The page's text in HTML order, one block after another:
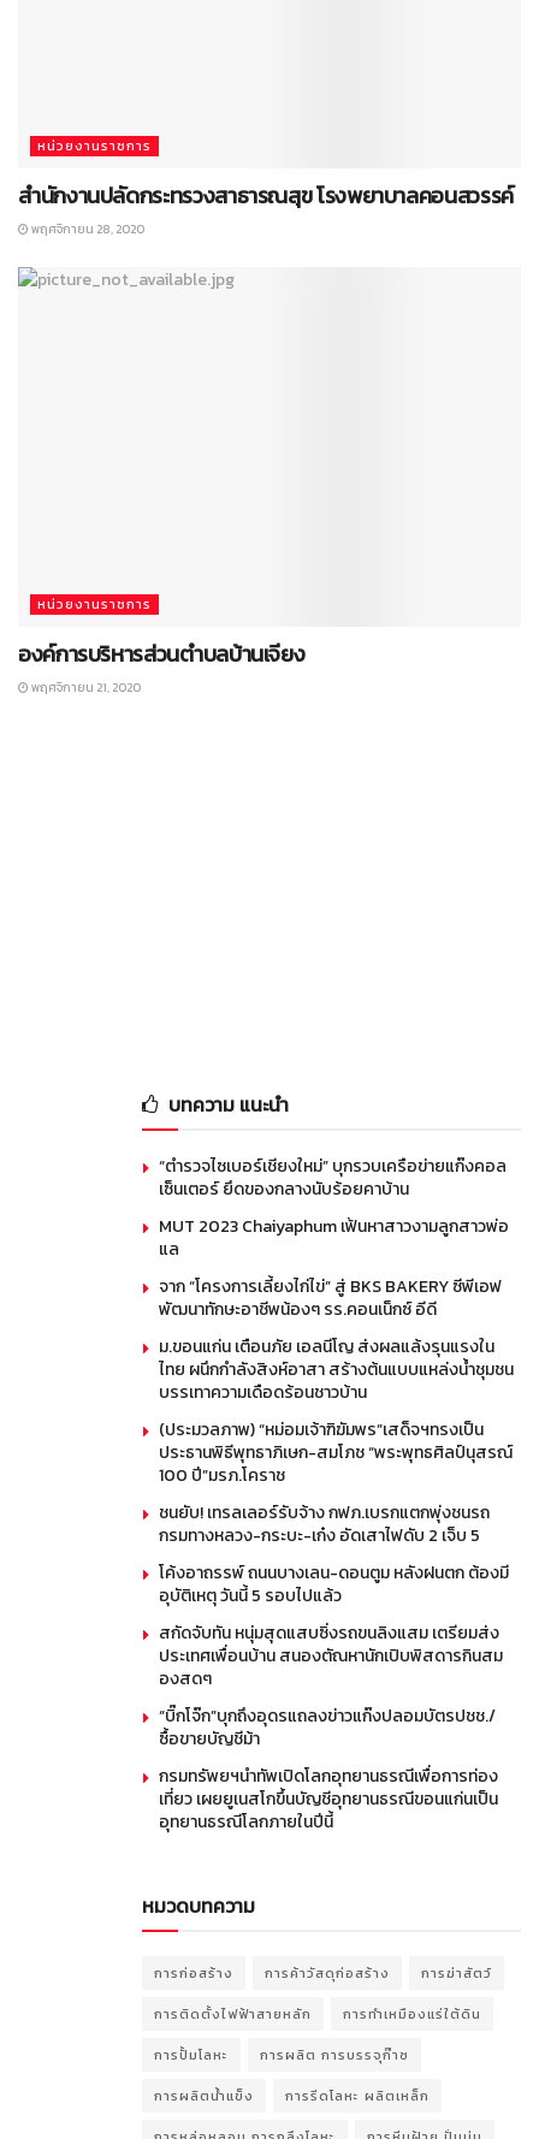
หน่วยงานราชการ
สำนักงานปลัดกระทรวงสาธารณสุข โรงพยาบาลคอนสวรรค์
พฤศจิกายน 28, 2020
หน่วยงานราชการ
องค์การบริหารส่วนตำบลบ้านเจียง
พฤศจิกายน 21, 2020
บทความ แนะนำ
“ตำรวจไซเบอร์เชียงใหม่” บุกรวบเครือข่ายแก๊งคอล
เซ็นเตอร์ ยึดของกลางนับร้อยคาบ้าน
MUT 2023 Chaiyaphum เฟ้นหาสาวงามลูกสาวพ่อ
แล
จาก “โครงการเลี้ยงไก่ไข่” สู่ BKS BAKERY ซีพีเอฟ
พัฒนาทักษะอาชีพน้องๆ รร.คอนเน็กซ์ อีดี
ม.ขอนแก่น เตือนภัย เอลนีโญ ส่งผลแล้งรุนแรงใน
ไทย ผนึกกำลังสิงห์อาสา สร้างต้นแบบแหล่งน้ำชุมชน
บรรเทาความเดือดร้อนชาวบ้าน
(ประมวลภาพ) “หม่อมเจ้าฑิฆัมพร”เสด็จฯทรงเป็น
ประธานพิธีพุทธาภิเษก-สมโภช “พระพุทธศิลป์นุสรณ์
100 ปี”มรภ.โคราช
ชนยับ! เทรลเลอร์รับจ้าง กฟภ.เบรกแตกพุ่งชนรถ
กรมทางหลวง-กระบะ-เก๋ง อัดเสาไฟดับ 2 เจ็บ 5
โค้งอาถรรพ์ ถนนบางเลน-ดอนตูม หลังฝนตก ต้องมี
อุบัติเหตุ วันนี้ 5 รอบไปแล้ว
สกัดจับทัน หนุ่มสุดแสบซิ่งรถขนลิงแสม เตรียมส่ง
ประเทศเพื่อนบ้าน สนองตัณหานักเปิบพิสดารกินสม
องสดๆ
“บิ๊กโจ๊ก”บุกถึงอุดรแถลงข่าวแก๊งปลอมบัตรปชช./
ซื้อขายบัญชีม้า
กรมทรัพยฯนำทัพเปิดโลกอุทยานธรณีเพื่อการท่อง
เที่ยว เผยยูเนสโกขึ้นบัญชีอุทยานธรณีขอนแก่นเป็น
อุทยานธรณีโลกภายในปีนี้
หมวดบทความ
การก่อสร้าง การค้าวัสดุก่อสร้าง การฆ่าสัตว์
การติดตั้งไฟฟ้าสายหลัก การทำเหมืองแร่ใต้ดิน
การปั้มโลหะ การผลิต การบรรจุก๊าซ
การผลิตน้ำแข็ง การรีดโลหะ ผลิตเหล็ก